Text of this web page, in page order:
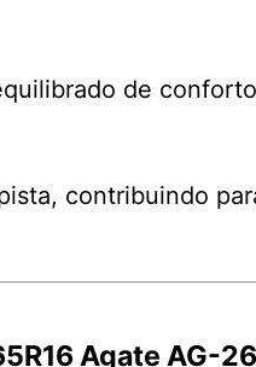
de conforto
contribuindo
Agate AG-